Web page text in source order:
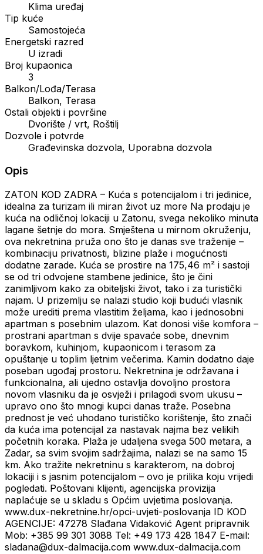
Klima uređaj
Tip kuće
Samostojeća
Energetski razred
U izradi
Broj kupaonica
3
Balkon/Lođa/Terasa
Balkon, Terasa
Ostali objekti i površine
Dvorište / vrt, Roštilj
Dozvole i potvrde
Građevinska dozvola, Uporabna dozvola
Opis
ZATON KOD ZADRA – Kuća s potencijalom i tri jedinice,
idealna za turizam ili miran život uz more Na prodaju je
kuća na odličnoj lokaciji u Zatonu, svega nekoliko minuta
lagane šetnje do mora. Smještena u mirnom okruženju,
ova nekretnina pruža ono što je danas sve traženije –
kombinaciju privatnosti, blizine plaže i mogućnosti
dodatne zarade. Kuća se prostire na 175,46 m² i sastoji
se od tri odvojene stambene jedinice, što je čini
zanimljivom kako za obiteljski život, tako i za turistički
najam. U prizemlju se nalazi studio koji budući vlasnik
može urediti prema vlastitim željama, kao i jednosobni
apartman s posebnim ulazom. Kat donosi više komfora –
prostrani apartman s dvije spavaće sobe, dnevnim
boravkom, kuhinjom, kupaonicom i terasom za
opuštanje u toplim ljetnim večerima. Kamin dodatno daje
poseban ugođaj prostoru. Nekretnina je održavana i
funkcionalna, ali ujedno ostavlja dovoljno prostora
novom vlasniku da je osvježi i prilagodi svom ukusu –
upravo ono što mnogi kupci danas traže. Posebna
prednost je već uhodano turističko korištenje, što znači
da kuća ima potencijal za nastavak najma bez velikih
početnih koraka. Plaža je udaljena svega 500 metara, a
Zadar, sa svim svojim sadržajima, nalazi se na samo 15
km. Ako tražite nekretninu s karakterom, na dobroj
lokaciji i s jasnim potencijalom – ovo je prilika koju vrijedi
pogledati. Poštovani klijenti, agencijska provizija
naplaćuje se u skladu s Općim uvjetima poslovanja.
www.dux-nekretnine.hr/opci-uvjeti-poslovanja ID KOD
AGENCIJE: 47278 Slađana Vidaković Agent pripravnik
Mob: +385 99 301 3088 Tel: +49 173 428 1847 E-mail:
sladana@dux-dalmacija.com www.dux-dalmacija.com